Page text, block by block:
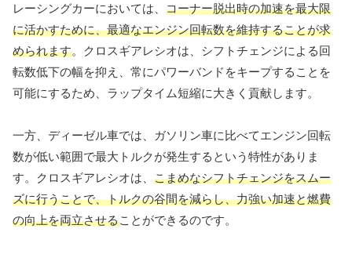
レーシングカーにおいては、 コーナー脱出時の加速を最大限
に活かすために、最適なエンジン回転数を維持することが求
められます。クロスギアレシオは、シフトチェンジによる回
転数低下の幅を抑え、常にパワーバンドをキープすることを
可能にするため、ラップタイム短縮に大きく貢献します。
一方、ディーゼル車では、ガソリン車に比べてエンジン回転
数が低い範囲で最大トルクが発生するという特性がありま
す。クロスギアレシオは、 こまめなシフトチェンジをスムー
ズに行うことで、トルクの谷間を減らし、力強い加速と燃費
の向上を両立させることができるのです。